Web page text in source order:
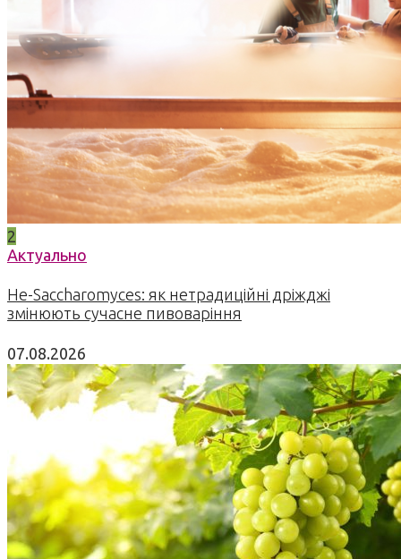
2
Актуально
Не-Saccharomyces: як нетрадиційні дріжджі
змінюють сучасне пивоваріння
07.08.2026